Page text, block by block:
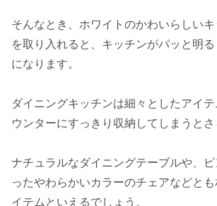
そんなとき、ホワイトのかわいらしい
を取り入れると、キッチンがパッと明
になります。
ダイニングキッチンは細々としたアイ
ウンターにすっきり収納してしまうとさ
ナチュラルなダイニングテーブルや、
ったやわらかいカラーのチェアなどと
イテムといえるでしょう。